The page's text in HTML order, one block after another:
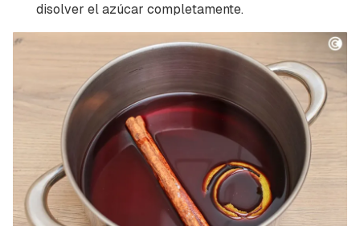
disolver el azúcar completamente.